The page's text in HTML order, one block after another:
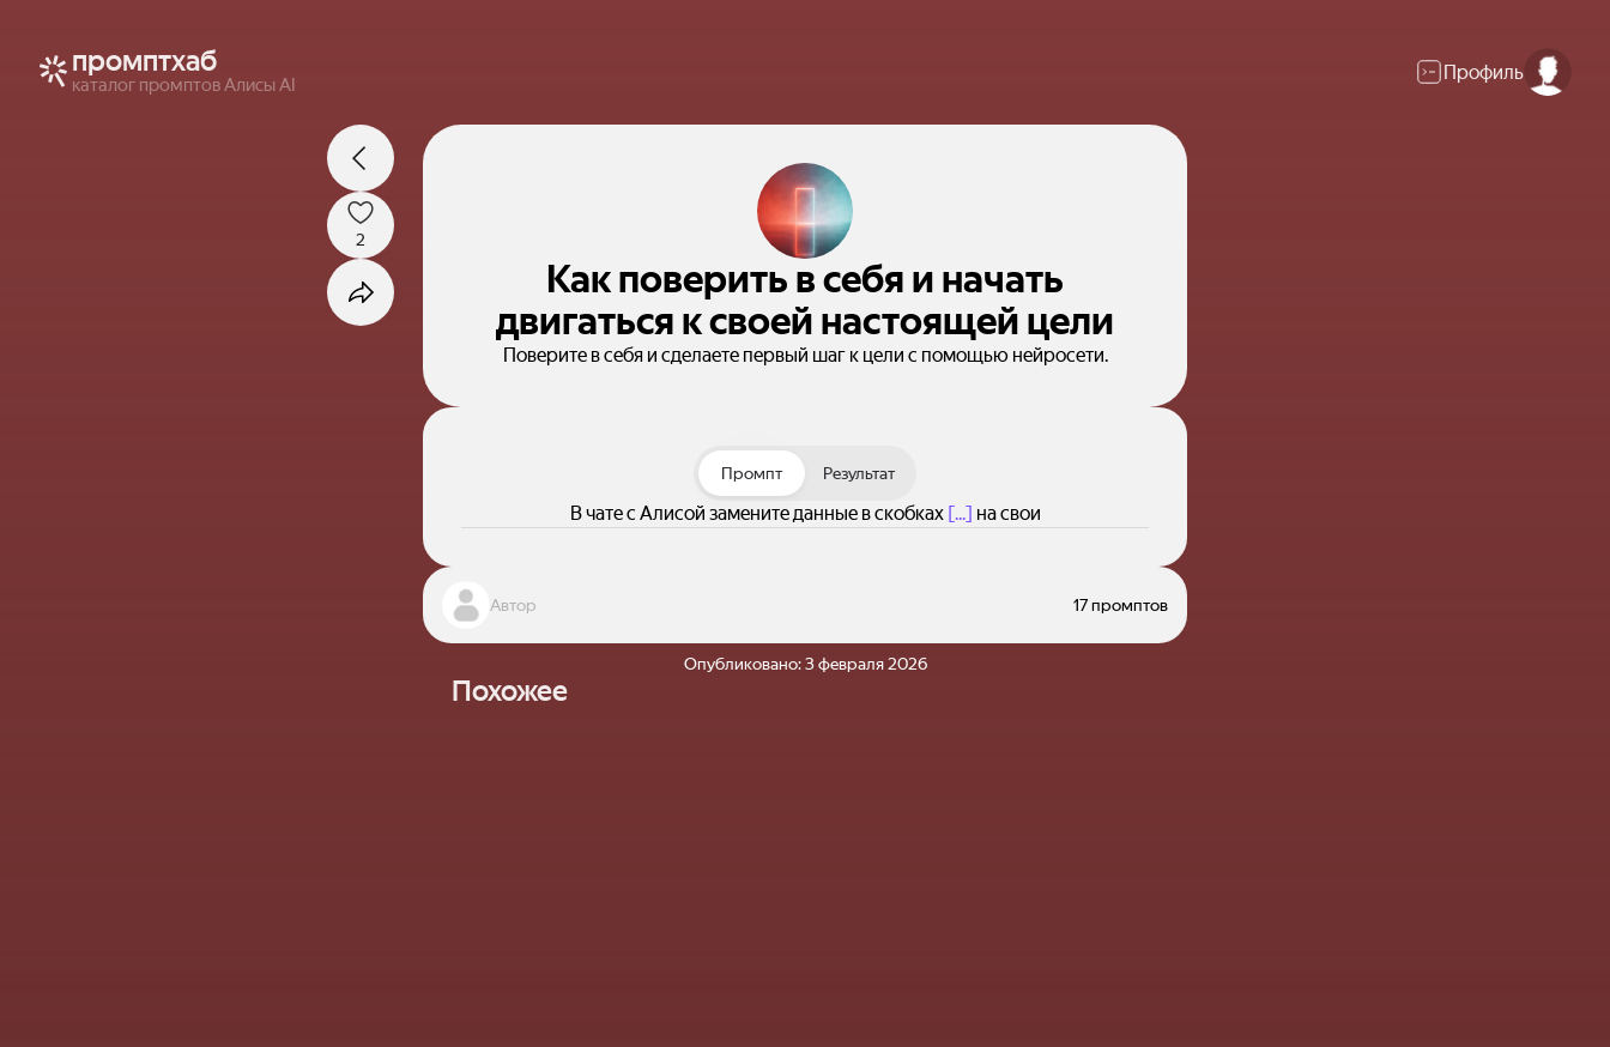
промптхаб
каталог промптов Алисы AI
Профиль
Как поверить в себя и начать
двигаться к своей настоящей цели
Поверите в себя и сделаете первый шаг к цели с помощью нейросети.
2
Промпт Результат
В чате с Алисой замените данные в скобках [...] на свои
Автор 17 промптов
Опубликовано:3 февраля 2026
Похожее